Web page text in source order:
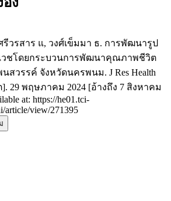
วรสาร แ, วงศ์เข็มมา ธ. การพัฒนารูป
วชโดยกระบวนการพัฒนาคุณภาพชีวิต
สวรรค์ จังหวัดนครพนม. J Res Health
]. 29 พฤษภาคม 2024 [อ้างถึง 7 สิงหาคม
at: https://he01.tci-
article/view/271395